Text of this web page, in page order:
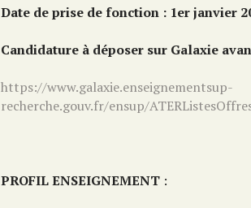
Date de prise de fonction : 1er janvier
Candidature à déposer sur Galaxie
https://www.galaxie.enseignementsup-
recherche.gouv.fr/ensup/
PROFIL ENSEIGNEMENT :